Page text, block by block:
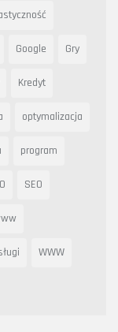
Google Gry
Kredyt
optymalizacja
program
SEO
WWW